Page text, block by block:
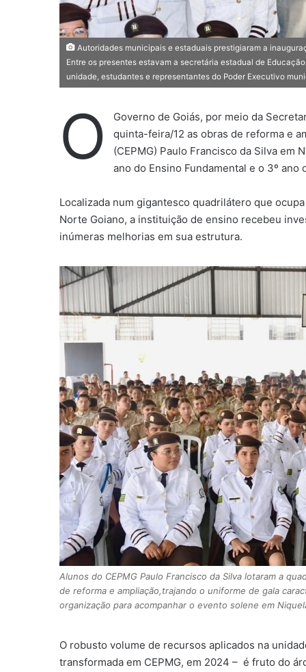
Autoridades municipais e estaduais prestigiaram a
Entre os presentes estavam a secretária estadual de
unidade, estudantes e representantes do Poder Executivo
O
Governo de Goiás, por meio da
quinta-feira/12 as obras de reforma e
(CEPMG) Paulo Francisco da Silva em
ano do Ensino Fundamental e o 3º ano
Localizada num gigantesco quadrilátero que
Norte Goiano, a instituição de ensino recebeu
inúmeras melhorias em sua estrutura.
Alunos do CEPMG Paulo Francisco da Silva lotaram a
de reforma e ampliação,trajando o uniforme de gala
organização para acompanhar o evento solene em
O robusto volume de recursos aplicados na
transformada em CEPMG, em 2024 – é fruto do